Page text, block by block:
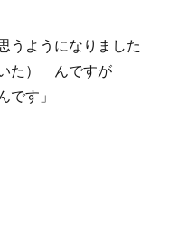
ようになりました
た） んですが
す」